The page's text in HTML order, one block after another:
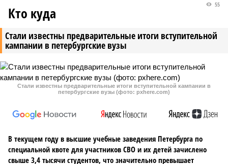
Стали известны предварительные итоги вступительной
кампании в петербургские вузы
55
Кто куда
Стали известны предварительные итоги вступительной кампании в
петербургские вузы (фото: pxhere.com)
В текущем году в высшие учебные заведения Петербурга по
специальной квоте для участников СВО и их детей зачислено
свыше 3,4 тысячи студентов, что значительно превышает